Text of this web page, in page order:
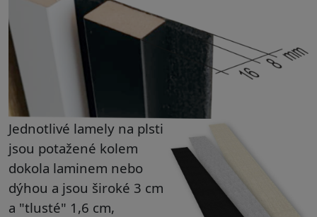
Jednotlivé lamely na plsti
jsou potažené kolem
dokola laminem nebo
dýhou a jsou široké 3 cm
a "tlusté" 1,6 cm,